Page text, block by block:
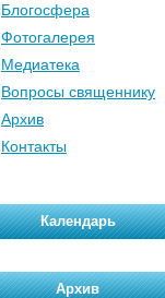
Блогосфера
Фотогалерея
Медиатека
Вопросы священнику
Архив
Контакты
Календарь
Архив